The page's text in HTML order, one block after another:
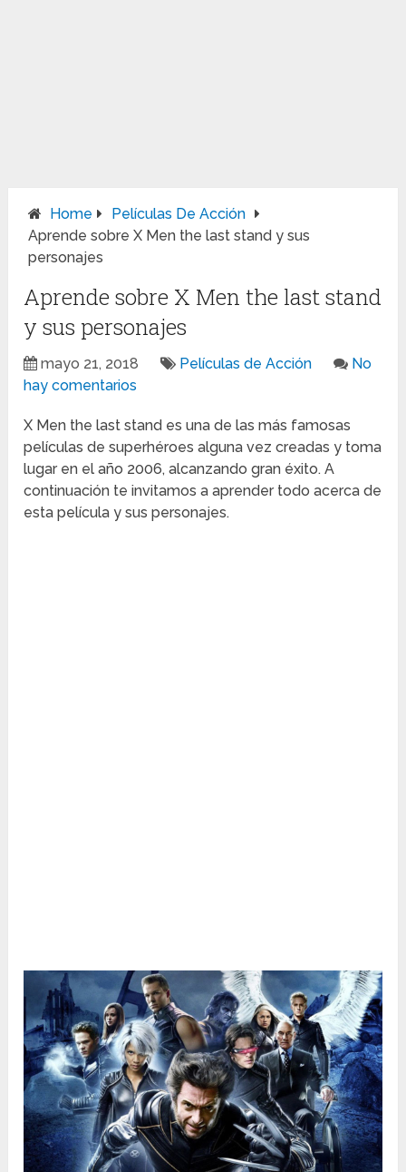
Home
Películas De Acción
Aprende sobre X Men the last stand y sus
personajes
Aprende sobre X Men the last stand
y sus personajes
mayo 21, 2018 Películas de Acción
No
hay comentarios
X Men the last stand es una de las más famosas
películas de superhéroes alguna vez creadas y toma
lugar en el año 2006, alcanzando gran éxito. A
continuación te invitamos a aprender todo acerca de
esta película y sus personajes.